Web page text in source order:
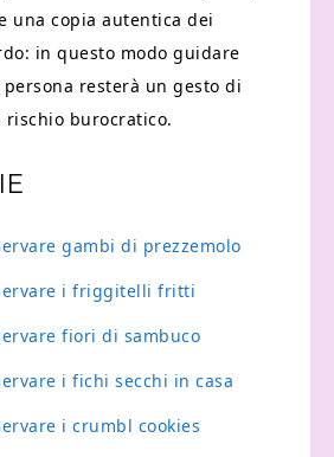
una copia autentica dei
in questo modo guidare
persona resterà un gesto di
burocratico.
gambi di prezzemolo​
i friggitelli fritti​
fiori di sambuco​
i fichi secchi in casa​
i crumbl cookies​